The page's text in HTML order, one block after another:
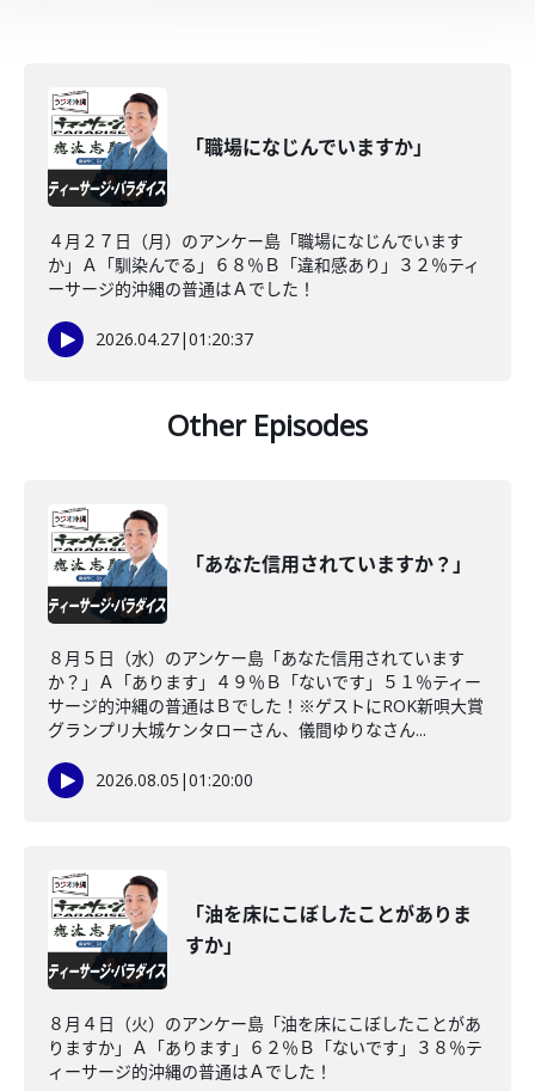
「職場になじんでいますか」
４月２７日（月）のアンケー島「職場になじんでいます
か」Ａ「馴染んでる」６８％Ｂ「違和感あり」３２％ティ
ーサージ的沖縄の普通はＡでした！
2026.04.27|01:20:37
Other Episodes
「あなた信用されていますか？」
８月５日（水）のアンケー島「あなた信用されています
か？」Ａ「あります」４９％Ｂ「ないです」５１％ティー
サージ的沖縄の普通はＢでした！※ゲストにROK新唄大賞
グランプリ大城ケンタローさん、儀間ゆりなさん...
2026.08.05 |01:20:00
「油を床にこぼしたことがありま
すか」
８月４日（火）のアンケー島「油を床にこぼしたことがあ
りますか」Ａ「あります」６２％Ｂ「ないです」３８％テ
ィーサージ的沖縄の普通はＡでした！